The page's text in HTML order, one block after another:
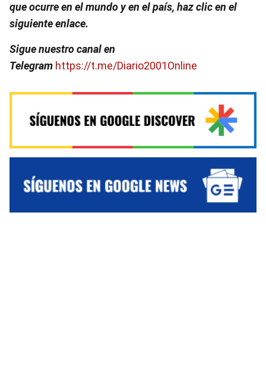
que ocurre en el mundo y en el país, haz clic en el
siguiente enlace.
Sigue nuestro canal en
Telegram https://t.me/Diario2001Online